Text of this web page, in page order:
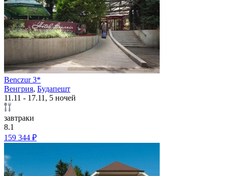
Benczur 3*
Венгрия, Будапешт
11.11 - 17.11, 5 ночей
завтраки
8.1
159 344 ₽